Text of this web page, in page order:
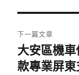
覽
文
章:
下一篇文章
下
一
大安區機
款專業屏